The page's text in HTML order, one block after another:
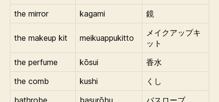
the mirror kagami 鏡
the makeup kit meikuappukitto
メイクアップキ
ット
the perfume
kōsui
香水
the comb
kushi
くし
bathrobe
basurōbu
バスローブ